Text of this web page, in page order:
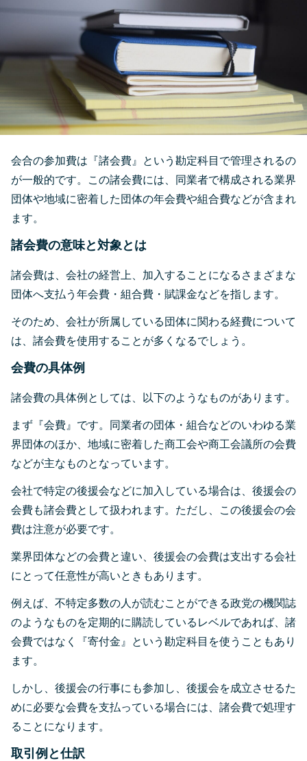
会合の参加費は『諸会費』という勘定科目で管理されるの
が一般的です。この諸会費には、同業者で構成される業界
団体や地域に密着した団体の年会費や組合費などが含まれ
ます。
諸会費の意味と対象とは
諸会費は、会社の経営上、加入することになるさまざまな
団体へ支払う年会費・組合費・賦課金などを指します。
そのため、会社が所属している団体に関わる経費について
は、諸会費を使用することが多くなるでしょう。
会費の具体例
諸会費の具体例としては、以下のようなものがあります。
まず『会費』です。同業者の団体・組合などのいわゆる業
界団体のほか、地域に密着した商工会や商工会議所の会費
などが主なものとなっています。
会社で特定の後援会などに加入している場合は、後援会の
会費も諸会費として扱われます。ただし、この後援会の会
費は注意が必要です。
業界団体などの会費と違い、後援会の会費は支出する会社
にとって任意性が高いときもあります。
例えば、不特定多数の人が読むことができる政党の機関誌
のようなものを定期的に購読しているレベルであれば、諸
会費ではなく『寄付金』という勘定科目を使うこともあり
ます。
しかし、後援会の行事にも参加し、後援会を成立させるた
めに必要な会費を支払っている場合には、諸会費で処理す
ることになります。
取引例と仕訳